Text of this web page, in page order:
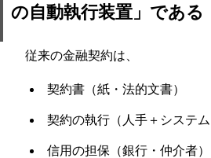
の自動執行装置」である
従来の金融契約は、
契約書（紙・法的文書）
契約の執行（人手＋システム
信用の担保（銀行・仲介者）